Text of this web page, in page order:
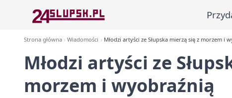
Strona główna Wiadomości Młodzi artyści ze Słupska mierzą się z morzem i
Młodzi artyści ze
morzem i wyobraźnią